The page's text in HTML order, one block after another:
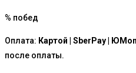
% побед
Оплата: Картой | SberPay |
после оплаты.